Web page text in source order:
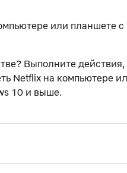
или планшете
Выполните
Netflix на компьютере
10 и выше.